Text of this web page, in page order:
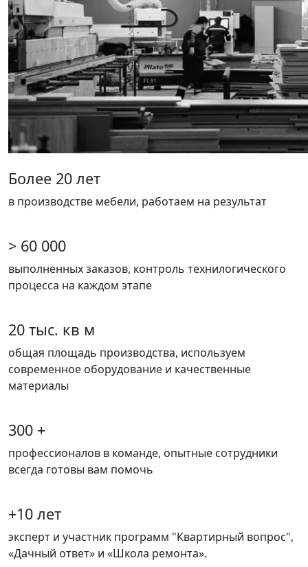
Более 20 лет
в производстве мебели, работаем на результат
> 60 000
выполненных заказов, контроль технилогического
процесса на каждом этапе
20 тыс. кв м
общая площадь производства, используем
современное оборудование и качественные
материалы
300 +
профессионалов в команде, опытные сотрудники
всегда готовы вам помочь
+10 лет
эксперт и участник программ "Квартирный вопрос",
«Дачный ответ» и «Школа ремонта».